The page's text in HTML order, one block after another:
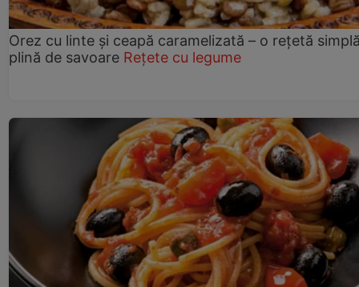
Orez cu linte și ceapă caramelizată – o rețetă
plină de savoare Rețete cu legume